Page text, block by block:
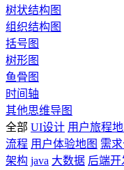
树状结构图
组织结构图
括号图
树形图
鱼骨图
时间轴
其他思维导图
全部 UI设计 用户旅程地
流程 用户体验地图 需
架构 java 大数据 后端开